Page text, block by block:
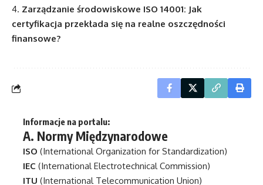
Zarządzanie środowiskowe ISO 14001: Jak
certyfikacja przekłada się na realne oszczędności
finansowe?
Informacje na portalu:
A. Normy Międzynarodowe
ISO (International Organization for Standardization)
IEC (International Electrotechnical Commission)
ITU (International Telecommunication Union)